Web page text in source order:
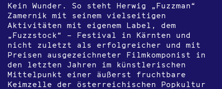
Kein Wunder. So steht Herwig „Fuzzman“
Zamernik mit seinem vielseitigen
Aktivitäten mit eigenem Label, dem
„Fuzzstock“ – Festival in Kärnten und
nicht zuletzt als erfolgreicher und mit
Preisen ausgezeichneter Filmkomponist in
den letzten Jahren im künstlerischen
Mittelpunkt einer äußerst fruchtbare
Keimzelle der österreichischen Popkultur